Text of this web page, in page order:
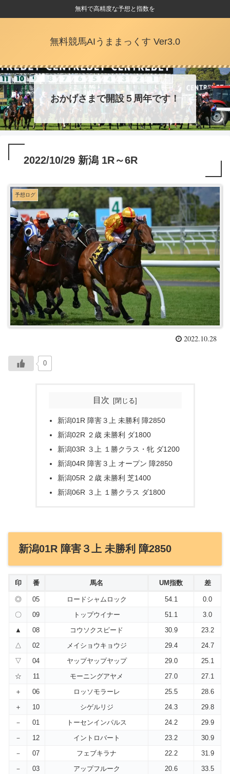
無料で高精度な予想と指数を
無料競馬AIうままっくす Ver3.0
おかげさまで開設５周年です！
2022/10/29 新潟 1R～6R
予想ログ
2022.10.28
0
目次
新潟01R 障害３上 未勝利 障2850
新潟02R ２歳 未勝利 ダ1800
新潟03R ３上 １勝クラス・牝 ダ1200
新潟04R 障害３上 オープン 障2850
新潟05R ２歳 未勝利 芝1400
新潟06R ３上 １勝クラス ダ1800
新潟01R 障害３上 未勝利 障2850
印 番 馬名 UM指数 差
◎ 05 ロードシャムロック 54.1
0.0
〇
09 トップウイナー 51.1
3.0
▲
08 コウソクスピード 30.9
23.2
△
02 メイショウキョウジ 29.4
24.7
▽
04 ヤップヤップヤップ 29.0
25.1
☆
11 モーニングアヤメ 27.0
27.1
＋
06 ロッソモラーレ 25.5
28.6
＋
10 シゲルリジ 24.3
29.8
－
01 トーセンインパルス 24.2
29.9
－
12 イントロバート 23.2
30.9
－
07 フェブキラナ 22.2
31.9
－
03 アップフルーク 20.6 33.5